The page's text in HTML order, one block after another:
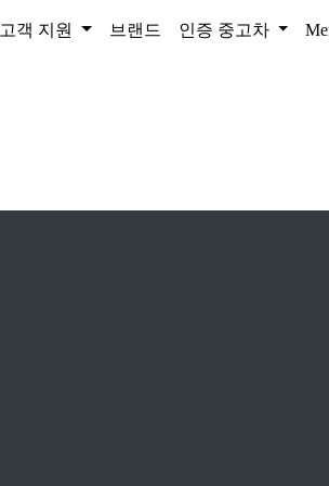
고객 지원 브랜드 인증 중고차